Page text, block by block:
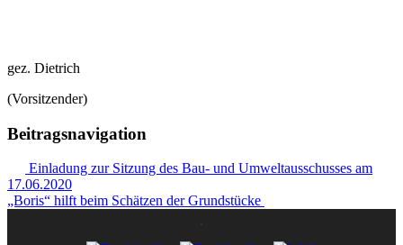
gez. Dietrich
(Vorsitzender)
Beitragsnavigation
Einladung zur Sitzung des Bau- und Umweltausschusses am
17.06.2020
„Boris“ hilft beim Schätzen der Grundstücke